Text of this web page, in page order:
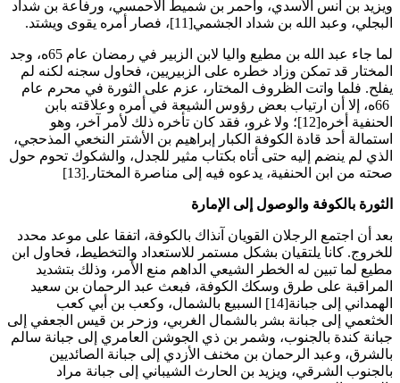
ويزيد بن أنس الأسدي، وأحمر بن شميط الأحمسي، ورفاعة بن شداد
البجلي، وعبد الله بن شداد الجشمي[11]، فصار أمره يقوى ويشتد
.
لما جاء عبد الله بن مطيع واليا لابن الزبير في رمضان عام 65ه، وجد
المختار قد تمكن وزاد خطره على الزبيريين، فحاول سجنه لكنه لم
يفلح. فلما واتت الظروف المختار، عزم على الثورة في محرم عام
66ه، إلا أن ارتياب بعض رؤوس الشيعة في أمره وعلاقته بابن
الحنفية أخره[12]؛ ولا غرو، فقد كان تأخره ذلك لأمر آخر، وهو
استمالة أحد قادة الكوفة الكبار إبراهيم بن الأشتر النخعي المذحجي،
الذي لم ينضم إليه حتى أتاه بكتاب مثير للجدل، والشكوك تحوم حول
صحته من ابن الحنفية، يدعوه فيه إلى مناصرة المختار [13].
الثورة بالكوفة والوصول إلى الإمارة
بعد أن اجتمع الرجلان القويان آنذاك بالكوفة، اتفقا على موعد محدد
للخروج. كانا يلتقيان بشكل مستمر للاستعداد والتخطيط، فحاول ابن
مطيع لما تبين له الخطر الشيعي الداهم منع الأمر، وذلك بتشديد
المراقبة على طرق وسكك الكوفة، فبعث عبد الرحمان بن سعيد
الهمداني إلى جبانة[14] السبيع بالشمال، وكعب بن أبي كعب
الخثعمي إلى جبانة بشر بالشمال الغربي، وزحر بن قيس الجعفي إلى
جبانة كندة بالجنوب، وشمر بن ذي الجوشن العامري إلى جبانة سالم
بالشرق، وعبد الرحمان بن مخنف الأزدي إلى جبانة الصائديين
بالجنوب الشرقي، ويزيد بن الحارث الشيباني إلى جبانة مراد